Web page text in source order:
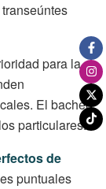
para la
El bacheo
particulares.
de
puntuales